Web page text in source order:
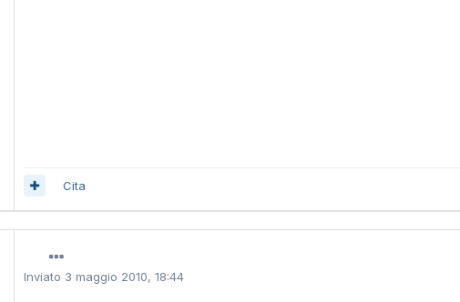
Cita
Inviato 3 maggio 2010, 18:44